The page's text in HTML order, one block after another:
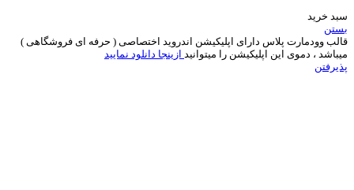
سبد خرید
بستن
قالب وودمارت پلاس دارای اپلیکیشن اندروید اختصاصی ( حرفه ای فروشگاهی )
میباشد ، دموی این اپلیکیشن را میتوانید ازینجا دانلود نمایید
پذیرفتن